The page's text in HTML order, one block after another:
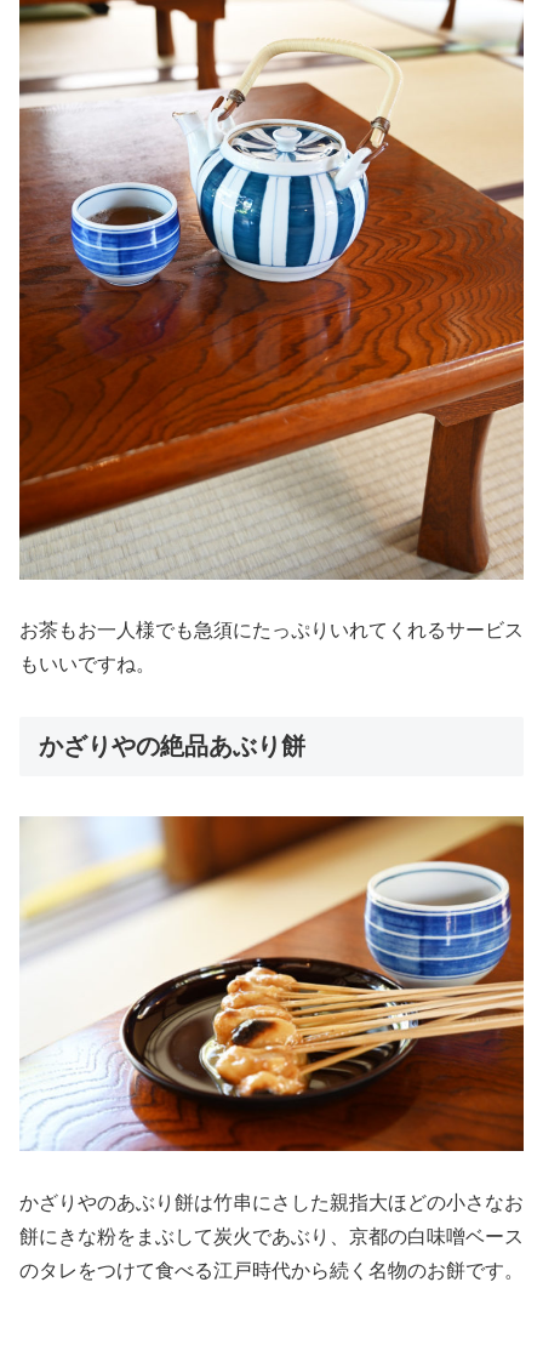
お茶もお一人様でも急須にたっぷりいれてくれるサービス
もいいですね。
かざりやの絶品あぶり餅
かざりやのあぶり餅は竹串にさした親指大ほどの小さなお
餅にきな粉をまぶして炭火であぶり、京都の白味噌ベース
のタレをつけて食べる江戸時代から続く名物のお餅です。